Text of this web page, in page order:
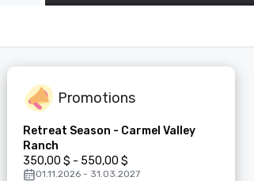
Promotions
Retreat Season - Carmel Valley
Ranch
350,00 $ - 550,00 $
01.11.2026 - 31.03.2027